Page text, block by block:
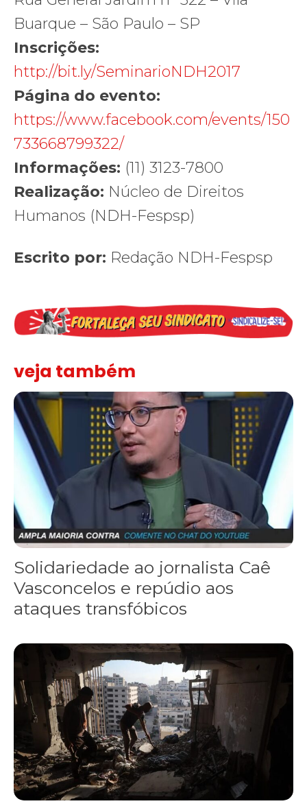
Buarque – São Paulo – SP
Inscrições:
http://bit.ly/SeminarioNDH2017
Página do evento:
https://www.facebook.com/events/150
733668799322/
Informações: (11) 3123-7800
Realização: Núcleo de Direitos
Humanos (NDH-Fespsp)
Escrito por: Redação NDH-Fespsp
veja também
Solidariedade ao jornalista Caê Vasconcelos e repúdio aos
Solidariedade ao jornalista Caê
Vasconcelos e repúdio aos
ataques transfóbicos
“Funeral para toda Gaza” — enquanto o Conselho da Paz